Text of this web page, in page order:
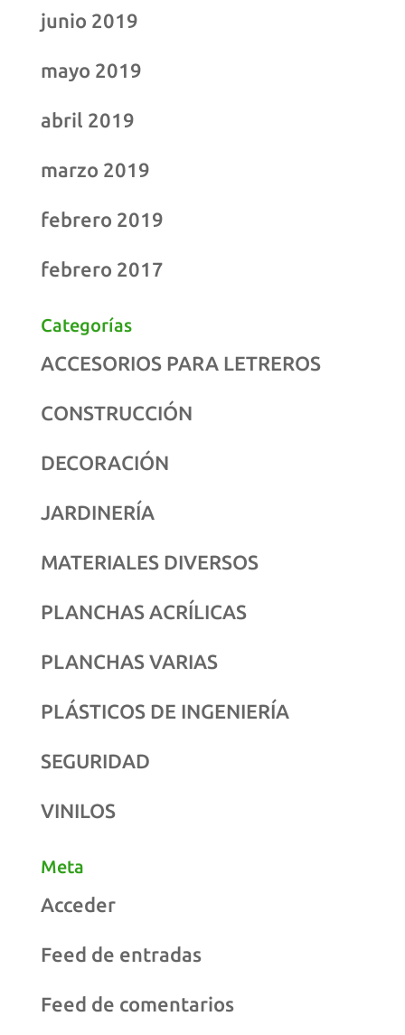
junio 2019
mayo 2019
abril 2019
marzo 2019
febrero 2019
febrero 2017
Categorías
ACCESORIOS PARA LETREROS
CONSTRUCCIÓN
DECORACIÓN
JARDINERÍA
MATERIALES DIVERSOS
PLANCHAS ACRÍLICAS
PLANCHAS VARIAS
PLÁSTICOS DE INGENIERÍA
SEGURIDAD
VINILOS
Meta
Acceder
Feed de entradas
Feed de comentarios